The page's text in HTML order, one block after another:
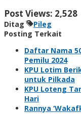
Post Views: 2,528
Ditag
Pileg
Posting Terkait
Daftar Nama
Pemilu 2024
KPU Lotim
untuk Pilkada
KPU Loteng
Hari
Rannya